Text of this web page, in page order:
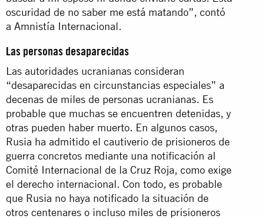
oscuridad de no saber me está matando”, contó
a Amnistía Internacional.
Las personas desaparecidas
Las autoridades ucranianas consideran
“desaparecidas en circunstancias especiales” a
decenas de miles de personas ucranianas. Es
probable que muchas se encuentren detenidas, y
otras pueden haber muerto. En algunos casos,
Rusia ha admitido el cautiverio de prisioneros de
guerra concretos mediante una notificación al
Comité Internacional de la Cruz Roja, como exige
el derecho internacional. Con todo, es probable
que Rusia no haya notificado la situación de
otros centenares o incluso miles de prisioneros